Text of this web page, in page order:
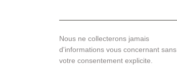
Nous ne collecterons jamais
d'informations vous concernant sans
votre consentement explicite.